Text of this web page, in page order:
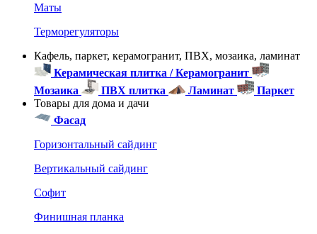
Маты
Терморегуляторы
Кафель, паркет, керамогранит, ПВХ, мозаика, ламинат
Керамическая плитка / Керамогранит
Мозаика
ПВХ плитка Ламинат
Паркет
Товары для дома и дачи
Фасад
Горизонтальный сайдинг
Вертикальный сайдинг
Софит
Финишная планка